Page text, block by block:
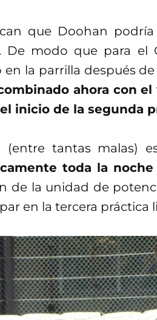
que Doohan
De modo que para el
en la parrilla después
ahora con
inicio de la segunda
(entre tantas malas)
toda la noche
de la unidad de
en la tercera práctica